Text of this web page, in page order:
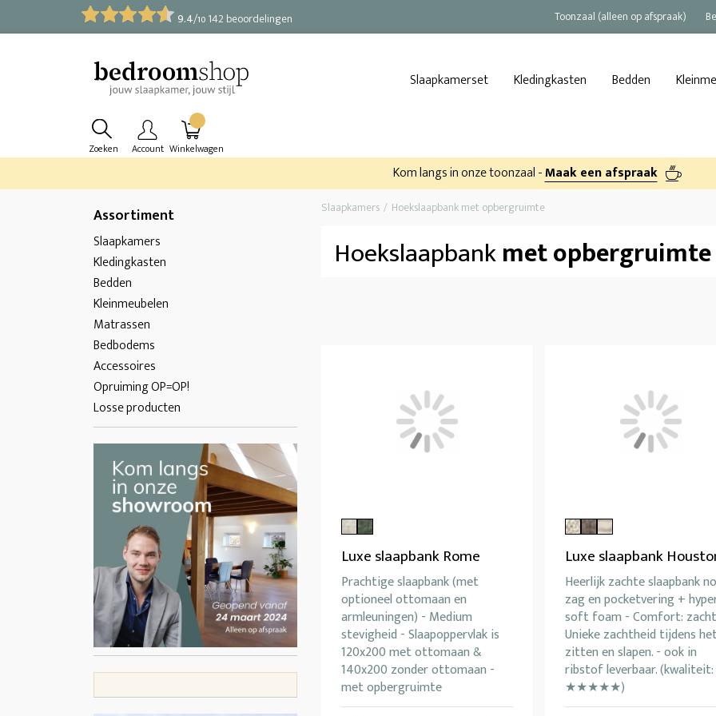
9.4/10 142 beoordelingen Toonzaal (alleen op afspraak)
Slaapkamerset Kledingkasten Bedden
Zoeken Account Winkelwagen
Kom langs in onze toonzaal -Maak een afspraak
Assortiment
Slaapkamers
Kledingkasten
Bedden
Kleinmeubelen
Matrassen
Bedbodems
Accessoires
Opruiming OP=OP!
Losse producten
Slaapkamers Hoekslaapbank met opbergruimte
Hoekslaapbankmet opbergruimte
Luxe slaapbank Rome
Prachtige slaapbank (met
optioneel ottomaan en
armleuningen) - Medium
stevigheid - Slaapoppervlak is
120x200 met ottomaan &
140x200 zonder ottomaan -
met opbergruimte
Luxe slaapbank
Heerlijk zachte slaapbank
zag en pocketvering +
soft foam - Comfort:
Unieke zachtheid tijdens
zitten en slapen. - ook in
ribstof leverbaar. (kwaliteit:
★★★★★)